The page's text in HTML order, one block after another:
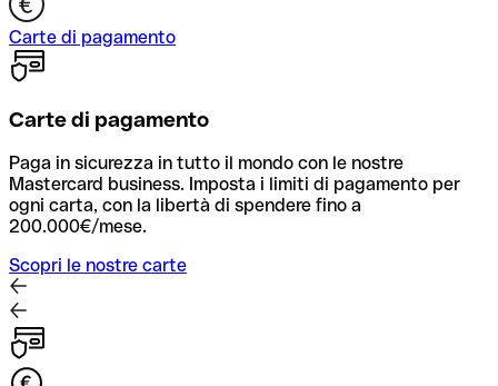
Carte di pagamento
Carte di pagamento
Paga in sicurezza in tutto il mondo con le nostre
Mastercard business. Imposta i limiti di pagamento per
ogni carta, con la libertà di spendere fino a
200.000€/mese.
Scopri le nostre carte